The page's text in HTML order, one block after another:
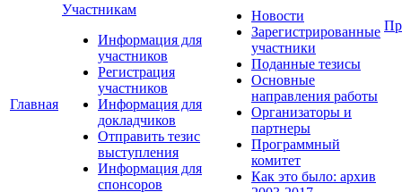
Главная
Участникам
Информация для
участников
Регистрация
участников
Информация для
докладчиков
Отправить тезис
выступления
Информация для
спонсоров
Новости
Зарегистрированные
участники
Поданные тезисы
Основные
направления работы
Организаторы и
партнеры
Программный
комитет
Как это было: архив